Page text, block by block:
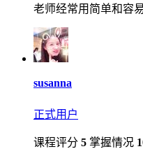
老师经常用简单和容
susanna
正式用户
课程评分 5 掌握情况